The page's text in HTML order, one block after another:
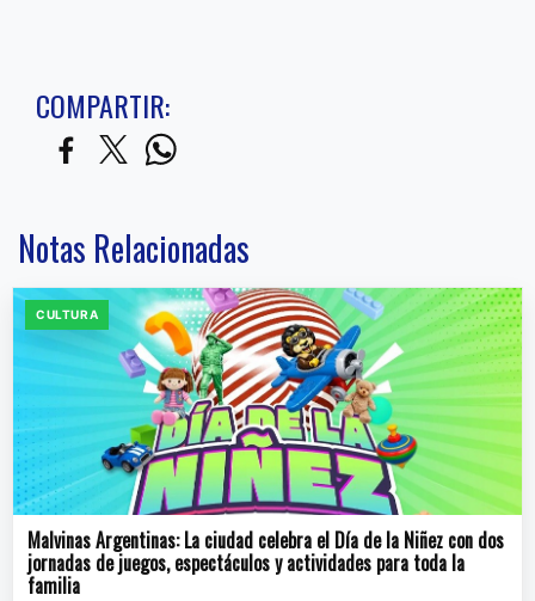
COMPARTIR:
Notas Relacionadas
CULTURA
Malvinas Argentinas: La ciudad celebra el Día de la Niñez con dos
jornadas de juegos, espectáculos y actividades para toda la
familia